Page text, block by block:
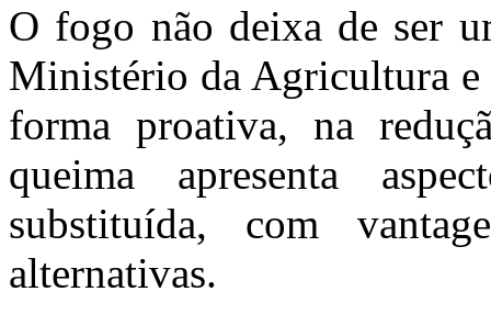
O fogo não deixa de ser
Ministério da Agricultura e
forma proativa, na
queima apresenta
substituída, com
alternativas.